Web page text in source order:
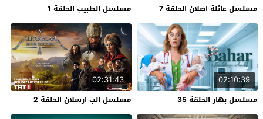
مسلسل عائلة اصلان الحلقة 7 مسلسل الطبيب الحلقة 1
02:10:39
مسلسل بهار الحلقة 35
02:31:43
مسلسل الب ارسلان الحلقة 2